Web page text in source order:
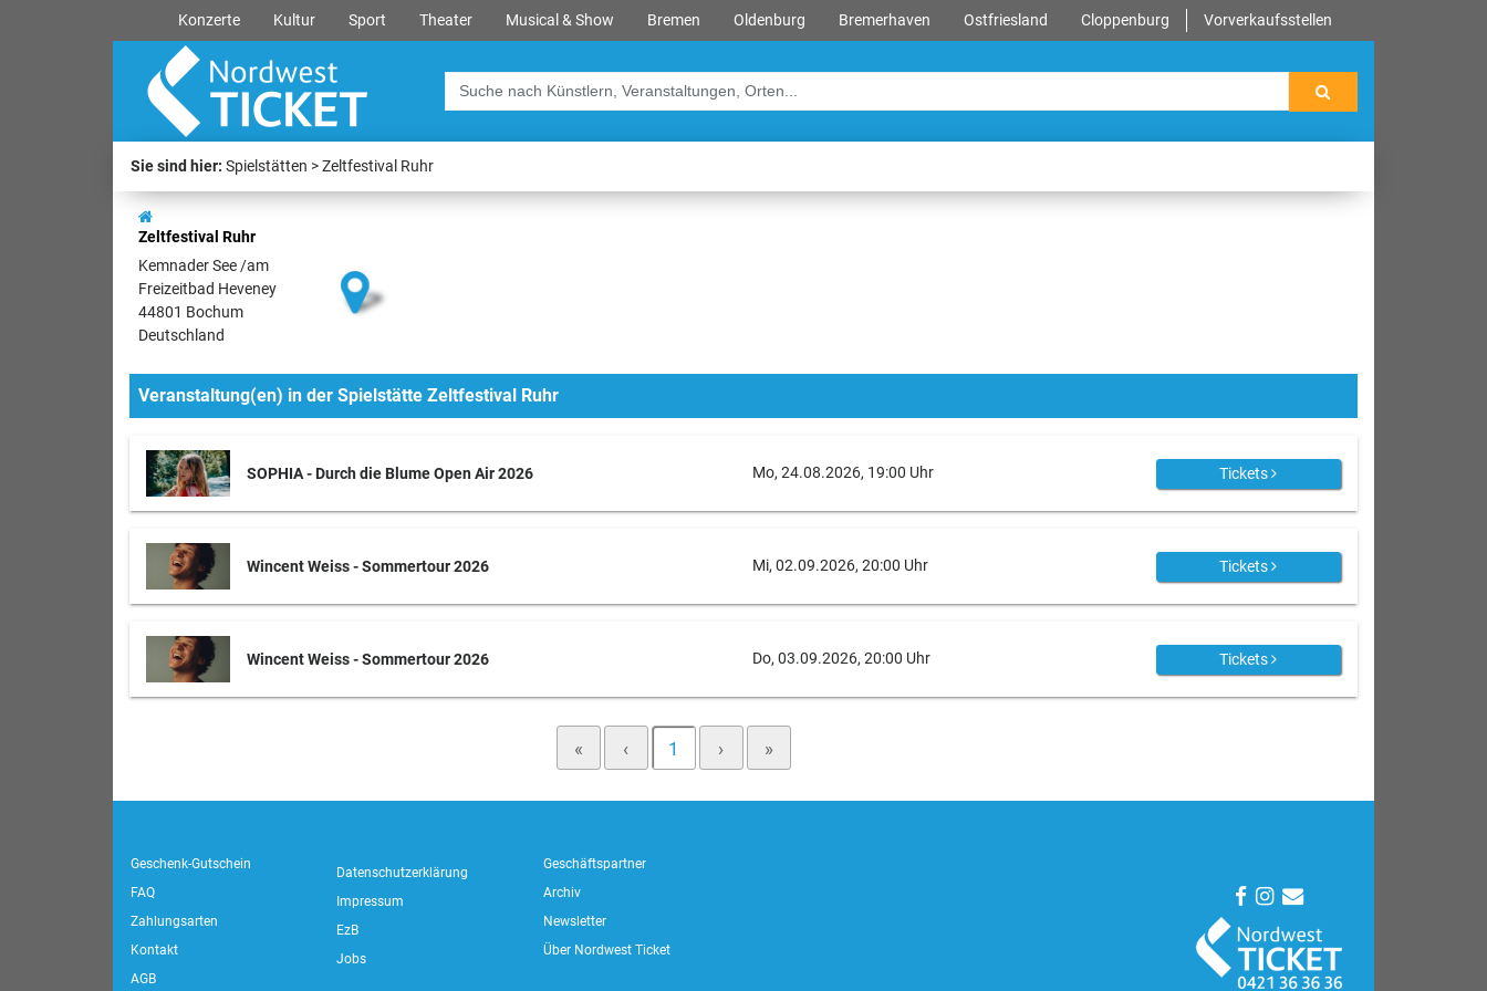
Konzerte Kultur Sport Theater Musical & Show Bremen Oldenburg Bremerhaven Ostfriesland Cloppenburg Vorverkaufsstellen
Sie sind hier: Spielstätten Zeltfestival Ruhr
Zeltfestival Ruhr
Kemnader See /am
Freizeitbad Heveney
44801 Bochum
Deutschland
Veranstaltung(en) in der Spielstätte Zeltfestival Ruhr
SOPHIA - Durch die Blume Open Air 2026 Mo, 24.08.2026, 19:00 Uhr Tickets
Wincent Weiss - Sommertour 2026 Mi, 02.09.2026, 20:00 Uhr Tickets
Wincent Weiss - Sommertour 2026 Do, 03.09.2026, 20:00 Uhr Tickets
« ‹ 1 › »
Geschenk-Gutschein
FAQ
Zahlungsarten
Kontakt
AGB
Datenschutzerklärung
Impressum
EzB
Jobs
Geschäftspartner
Archiv
Newsletter
Über Nordwest Ticket